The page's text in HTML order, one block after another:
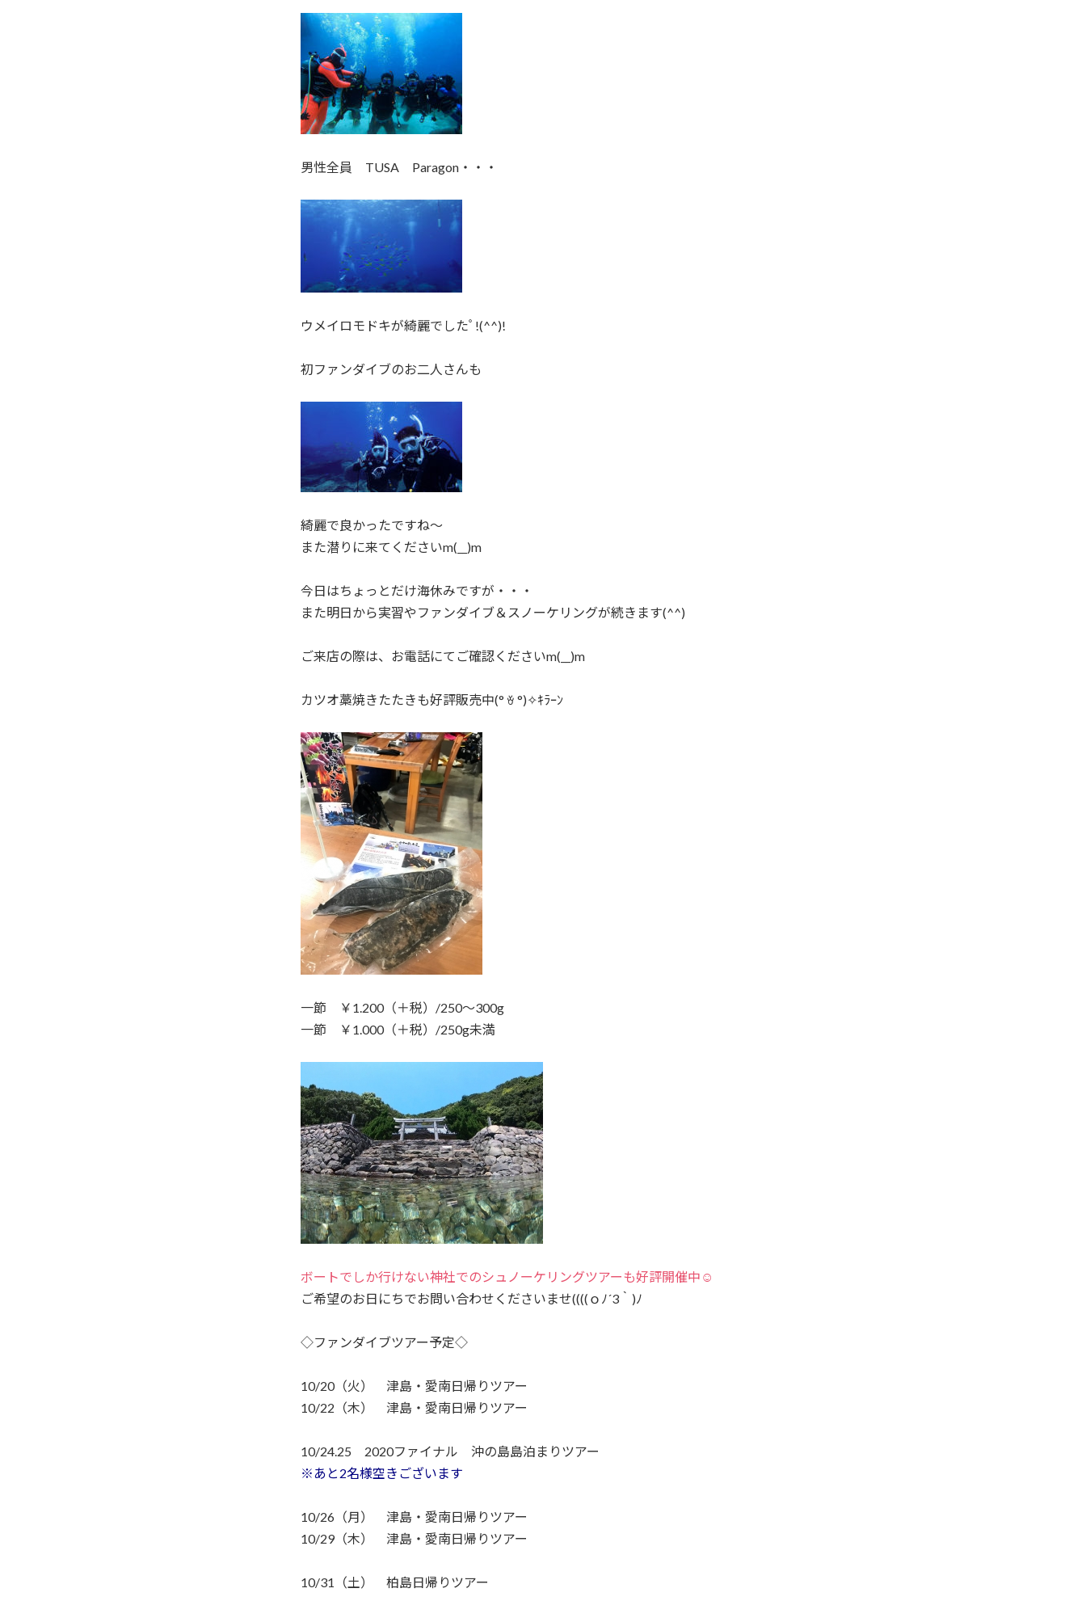
男性全員 TUSA Paragon・・・
ウメイロモドキが綺麗でしたﾟ!(^^)!
初ファンダイブのお二人さんも
綺麗で良かったですね～
また潜りに来てくださいm(__)m
今日はちょっとだけ海休みですが・・・
また明日から実習やファンダイブ＆スノーケリングが続きます(^^)
ご来店の際は、お電話にてご確認くださいm(__)m
カツオ藁焼きたたきも好評販売中(° ꈊ °)✧ｷﾗｰﾝ
一節 ￥1.200（＋税）/250～300g
一節 ￥1.000（＋税）/250g未満
ボートでしか行けない神社でのシュノーケリングツアーも好評開催中☺
ご希望のお日にちでお問い合わせくださいませ((((ｏﾉ´3｀)ﾉ
◇ファンダイブツアー予定◇
10/20（火） 津島・愛南日帰りツアー
10/22（木） 津島・愛南日帰りツアー
10/24.25 2020ファイナル 沖の島島泊まりツアー
※あと2名様空きございます
10/26（月） 津島・愛南日帰りツアー
10/29（木） 津島・愛南日帰りツアー
10/31（土） 柏島日帰りツアー